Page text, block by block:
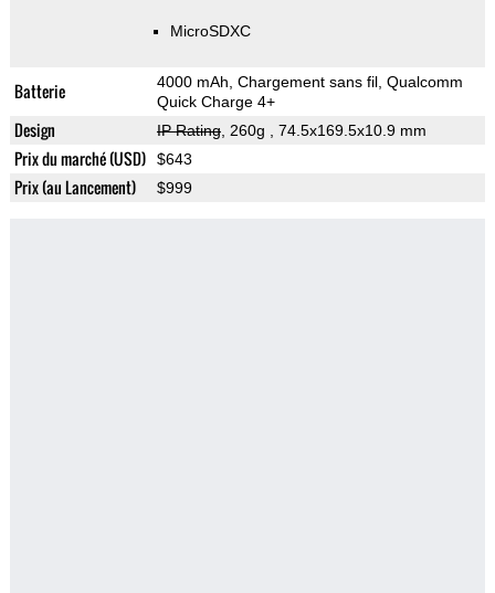
MicroSDXC
Batterie
4000 mAh, Chargement sans fil, Qualcomm
Quick Charge 4+
Design IP Rating, 260g , 74.5x169.5x10.9 mm
Prix du marché (USD) $643
Prix (au Lancement) $999